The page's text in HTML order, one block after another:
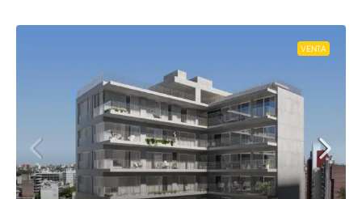
VENTA